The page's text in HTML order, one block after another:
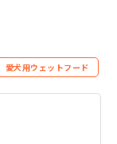
愛犬用ウェットフード